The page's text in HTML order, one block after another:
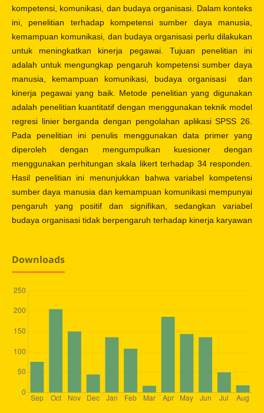
kompetensi, komunikasi, dan budaya organisasi. Dalam konteks
ini, penelitian terhadap kompetensi sumber daya manusia,
kemampuan komunikasi, dan budaya organisasi perlu dilakukan
untuk meningkatkan kinerja pegawai. Tujuan penelitian ini
adalah untuk mengungkap pengaruh kompetensi sumber daya
manusia, kemampuan komunikasi, budaya organisasi dan
kinerja pegawai yang baik. Metode penelitian yang digunakan
adalah penelitian kuantitatif dengan menggunakan teknik model
regresi linier berganda dengan pengolahan aplikasi SPSS 26.
Pada penelitian ini penulis menggunakan data primer yang
diperoleh dengan mengumpulkan kuesioner dengan
menggunakan perhitungan skala likert terhadap 34 responden.
Hasil penelitian ini menunjukkan bahwa variabel kompetensi
sumber daya manusia dan kemampuan komunikasi mempunyai
pengaruh yang positif dan signifikan, sedangkan variabel
budaya organisasi tidak berpengaruh terhadap kinerja karyawan
Downloads